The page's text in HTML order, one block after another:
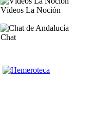
Vídeos La Noción
Chat